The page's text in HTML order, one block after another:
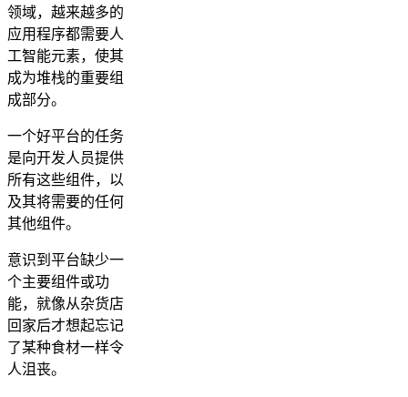
领域，越来越多的
应用程序都需要人
工智能元素，使其
成为堆栈的重要组
成部分。
一个好平台的任务
是向开发人员提供
所有这些组件，以
及其将需要的任何
其他组件。
意识到平台缺少一
个主要组件或功
能，就像从杂货店
回家后才想起忘记
了某种食材一样令
人沮丧。